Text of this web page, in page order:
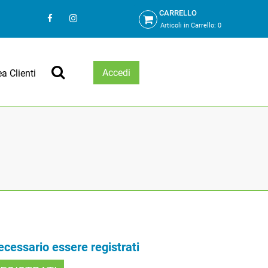
CARRELLO
Articoli in Carrello:0
Clienti Accedi
essere registrati